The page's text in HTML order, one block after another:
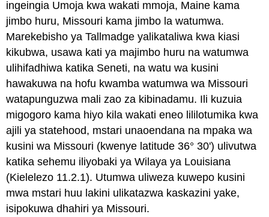
ingeingia Umoja kwa wakati mmoja, Maine kama
jimbo huru, Missouri kama jimbo la watumwa.
Marekebisho ya Tallmadge yalikataliwa kwa kiasi
kikubwa, usawa kati ya majimbo huru na watumwa
ulihifadhiwa katika Seneti, na watu wa kusini
hawakuwa na hofu kwamba watumwa wa Missouri
watapunguzwa mali zao za kibinadamu. Ili kuzuia
migogoro kama hiyo kila wakati eneo lililotumika kwa
ajili ya statehood, mstari unaoendana na mpaka wa
kusini wa Missouri (kwenye latitude 36° 30') ulivutwa
katika sehemu iliyobaki ya Wilaya ya Louisiana
(Kielelezo 11.2.1). Utumwa uliweza kuwepo kusini
mwa mstari huu lakini ulikatazwa kaskazini yake,
isipokuwa dhahiri ya Missouri.